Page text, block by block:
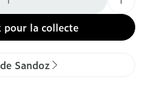
pour la collecte
Sandoz